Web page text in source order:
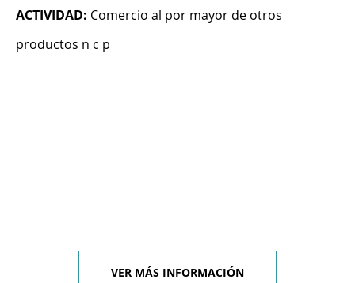
ACTIVIDAD: Comercio al por mayor de otros
productos n c p
VER MÁS INFORMACIÓN